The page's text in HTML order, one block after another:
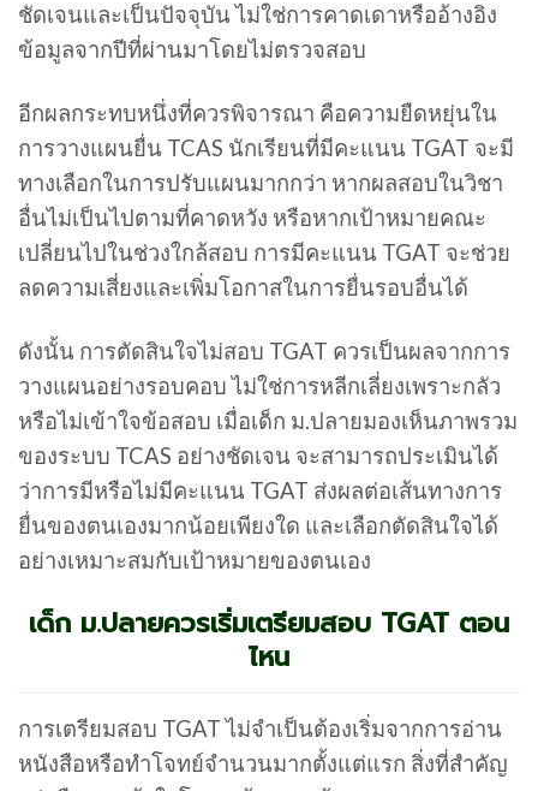
ชัดเจนและเป็นปัจจุบัน ไม่ใช่การคาดเดาหรืออ้างอิง
ข้อมูลจากปีที่ผ่านมาโดยไม่ตรวจสอบ
อีกผลกระทบหนึ่งที่ควรพิจารณา คือความยืดหยุ่นใน
การวางแผนยื่น TCAS นักเรียนที่มีคะแนน TGAT จะมี
ทางเลือกในการปรับแผนมากกว่า หากผลสอบในวิชา
อื่นไม่เป็นไปตามที่คาดหวัง หรือหากเป้าหมายคณะ
เปลี่ยนไปในช่วงใกล้สอบ การมีคะแนน TGAT จะช่วย
ลดความเสี่ยงและเพิ่มโอกาสในการยื่นรอบอื่นได้
ดังนั้น การตัดสินใจไม่สอบ TGAT ควรเป็นผลจากการ
วางแผนอย่างรอบคอบ ไม่ใช่การหลีกเลี่ยงเพราะกลัว
หรือไม่เข้าใจข้อสอบ เมื่อเด็ก ม.ปลายมองเห็นภาพรวม
ของระบบ TCAS อย่างชัดเจน จะสามารถประเมินได้
ว่าการมีหรือไม่มีคะแนน TGAT ส่งผลต่อเส้นทางการ
ยื่นของตนเองมากน้อยเพียงใด และเลือกตัดสินใจได้
อย่างเหมาะสมกับเป้าหมายของตนเอง
เด็ก ม.ปลายควรเริ่มเตรียมสอบ TGAT ตอน
ไหน
การเตรียมสอบ TGAT ไม่จำเป็นต้องเริ่มจากการอ่าน
หนังสือหรือทำโจทย์จำนวนมากตั้งแต่แรก สิ่งที่สำคัญ